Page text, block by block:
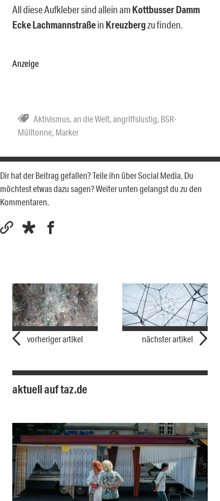
All diese Aufkleber sind allein am Kottbusser Damm
Ecke Lachmannstraßein Kreuzbergzu finden.
Anzeige
Aktivismus,an die Welt,angriffslustig, BSR-
Mülltonne, Marker
Dir hat der Beitrag gefallen? Teile ihn über Social Media. Du
möchtest etwas dazu sagen? Weiter unten gelangst du zu den
Kommentaren.
vorheriger artikel nächster artikel
aktuell auf taz.de